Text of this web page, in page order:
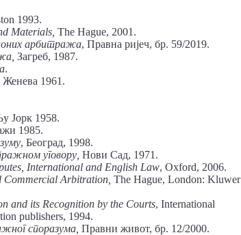
1993.
Materials, The Hague, 2001.
арбитража, Правна ријеч, бр. 59/2019.
Загреб, 1987.
.
Женева 1961.
Јорк 1958.
1985.
, Београд, 1998.
уговору, Нови Сад, 1971.
International and English Law, Oxford, 2006.
Commercial Arbitration, The Hague, London: Kluwer
and its Recognition by the Courts, International
publishers, 1994.
споразума, Правни живот, бр. 12/2000.